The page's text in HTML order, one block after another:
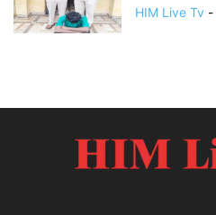
HIM Live Tv -